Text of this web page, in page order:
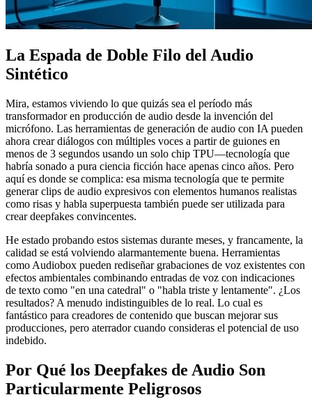
La Espada de Doble Filo del Audio
Sintético
Mira, estamos viviendo lo que quizás sea el período más
transformador en producción de audio desde la invención del
micrófono. Las herramientas de generación de audio con IA pueden
ahora crear diálogos con múltiples voces a partir de guiones en
menos de 3 segundos usando un solo chip TPU—tecnología que
habría sonado a pura ciencia ficción hace apenas cinco años. Pero
aquí es donde se complica: esa misma tecnología que te permite
generar clips de audio expresivos con elementos humanos realistas
como risas y habla superpuesta también puede ser utilizada para
crear deepfakes convincentes.
He estado probando estos sistemas durante meses, y francamente, la
calidad se está volviendo alarmantemente buena. Herramientas
como Audiobox pueden rediseñar grabaciones de voz existentes con
efectos ambientales combinando entradas de voz con indicaciones
de texto como "en una catedral" o "habla triste y lentamente". ¿Los
resultados? A menudo indistinguibles de lo real. Lo cual es
fantástico para creadores de contenido que buscan mejorar sus
producciones, pero aterrador cuando consideras el potencial de uso
indebido.
Por Qué los Deepfakes de Audio Son
Particularmente Peligrosos